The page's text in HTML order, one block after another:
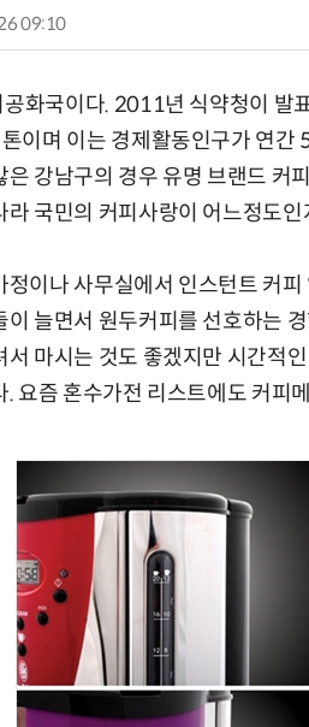
09:10
화국이다. 2011년 식약청이 발
이며 이는 경제활동인구가 연간
은 강남구의 경우 유명 브랜드 커
라 국민의 커피사랑이 어느정도
정이나 사무실에서 인스턴트 커
이 늘면서 원두커피를 선호하는
서 마시는 것도 좋겠지만 시간적
. 요즘 혼수가전 리스트에도 커피